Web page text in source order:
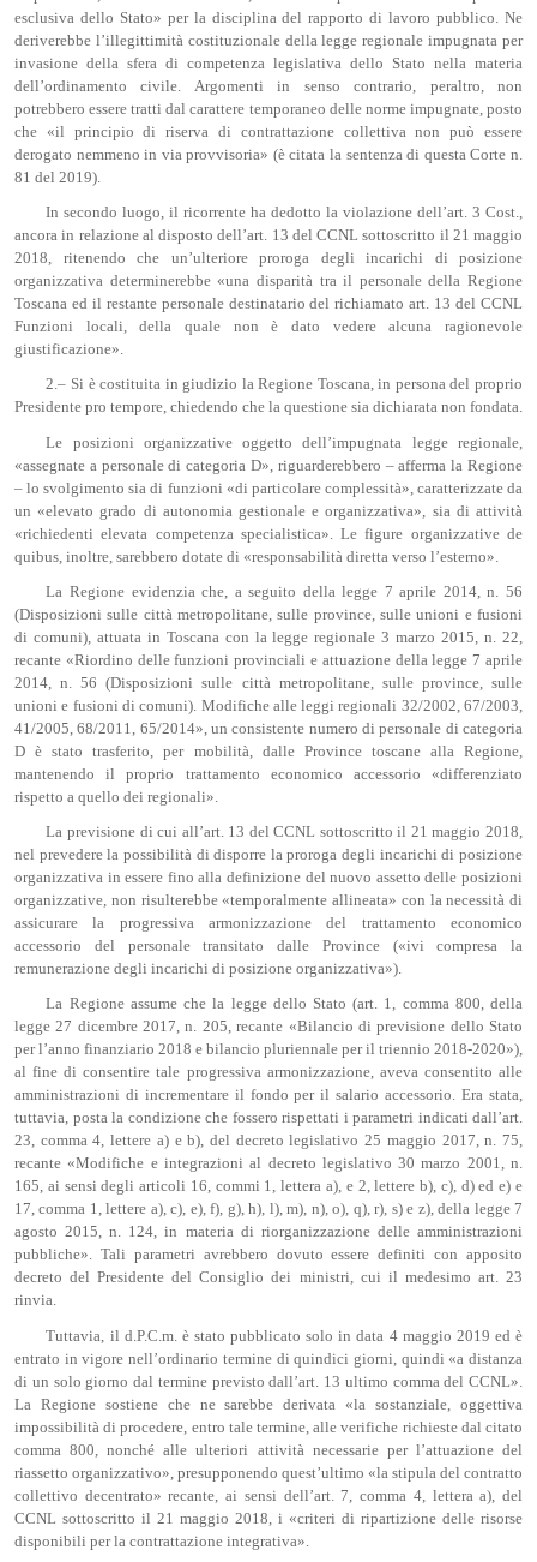
esclusiva dello Stato» per la disciplina del rapporto di lavoro pubblico. Ne
deriverebbe l’illegittimità costituzionale della legge regionale impugnata per
invasione della sfera di competenza legislativa dello Stato nella materia
dell’ordinamento civile. Argomenti in senso contrario, peraltro, non
potrebbero essere tratti dal carattere temporaneo delle norme impugnate, posto
che «il principio di riserva di contrattazione collettiva non può essere
derogato nemmeno in via provvisoria» (è citata la sentenza di questa Corte n.
81 del 2019).
In secondo luogo, il ricorrente ha dedotto la violazione dell’art. 3 Cost.,
ancora in relazione al disposto dell’art. 13 del CCNL sottoscritto il 21 maggio
2018, ritenendo che un’ulteriore proroga degli incarichi di posizione
organizzativa determinerebbe «una disparità tra il personale della Regione
Toscana ed il restante personale destinatario del richiamato art. 13 del CCNL
Funzioni locali, della quale non è dato vedere alcuna ragionevole
giustificazione».
2.– Si è costituita in giudizio la Regione Toscana, in persona del proprio
Presidente pro tempore, chiedendo che la questione sia dichiarata non fondata.
Le posizioni organizzative oggetto dell’impugnata legge regionale,
«assegnate a personale di categoria D», riguarderebbero – afferma la Regione
– lo svolgimento sia di funzioni «di particolare complessità», caratterizzate da
un «elevato grado di autonomia gestionale e organizzativa», sia di attività
«richiedenti elevata competenza specialistica». Le figure organizzative de
quibus, inoltre, sarebbero dotate di «responsabilità diretta verso l’esterno».
La Regione evidenzia che, a seguito della legge 7 aprile 2014, n. 56
(Disposizioni sulle città metropolitane, sulle province, sulle unioni e fusioni
di comuni), attuata in Toscana con la legge regionale 3 marzo 2015, n. 22,
recante «Riordino delle funzioni provinciali e attuazione della legge 7 aprile
2014, n. 56 (Disposizioni sulle città metropolitane, sulle province, sulle
unioni e fusioni di comuni). Modifiche alle leggi regionali 32/2002, 67/2003,
41/2005, 68/2011, 65/2014», un consistente numero di personale di categoria
D è stato trasferito, per mobilità, dalle Province toscane alla Regione,
mantenendo il proprio trattamento economico accessorio «differenziato
rispetto a quello dei regionali».
La previsione di cui all’art. 13 del CCNL sottoscritto il 21 maggio 2018,
nel prevedere la possibilità di disporre la proroga degli incarichi di posizione
organizzativa in essere fino alla definizione del nuovo assetto delle posizioni
organizzative, non risulterebbe «temporalmente allineata» con la necessità di
assicurare la progressiva armonizzazione del trattamento economico
accessorio del personale transitato dalle Province («ivi compresa la
remunerazione degli incarichi di posizione organizzativa»).
La Regione assume che la legge dello Stato (art. 1, comma 800, della
legge 27 dicembre 2017, n. 205, recante «Bilancio di previsione dello Stato
per l’anno finanziario 2018 e bilancio pluriennale per il triennio 2018-2020»),
al fine di consentire tale progressiva armonizzazione, aveva consentito alle
amministrazioni di incrementare il fondo per il salario accessorio. Era stata,
tuttavia, posta la condizione che fossero rispettati i parametri indicati dall’art.
23, comma 4, lettere a) e b), del decreto legislativo 25 maggio 2017, n. 75,
recante «Modifiche e integrazioni al decreto legislativo 30 marzo 2001, n.
165, ai sensi degli articoli 16, commi 1, lettera a), e 2, lettere b), c), d) ed e) e
17, comma 1, lettere a), c), e), f), g), h), l), m), n), o), q), r), s) e z), della legge 7
agosto 2015, n. 124, in materia di riorganizzazione delle amministrazioni
pubbliche». Tali parametri avrebbero dovuto essere definiti con apposito
decreto del Presidente del Consiglio dei ministri, cui il medesimo art. 23
rinvia.
Tuttavia, il d.P.C.m. è stato pubblicato solo in data 4 maggio 2019 ed è
entrato in vigore nell’ordinario termine di quindici giorni, quindi «a distanza
di un solo giorno dal termine previsto dall’art. 13 ultimo comma del CCNL».
La Regione sostiene che ne sarebbe derivata «la sostanziale, oggettiva
impossibilità di procedere, entro tale termine, alle verifiche richieste dal citato
comma 800, nonché alle ulteriori attività necessarie per l’attuazione del
riassetto organizzativo», presupponendo quest’ultimo «la stipula del contratto
collettivo decentrato» recante, ai sensi dell’art. 7, comma 4, lettera a), del
CCNL sottoscritto il 21 maggio 2018, i «criteri di ripartizione delle risorse
disponibili per la contrattazione integrativa».